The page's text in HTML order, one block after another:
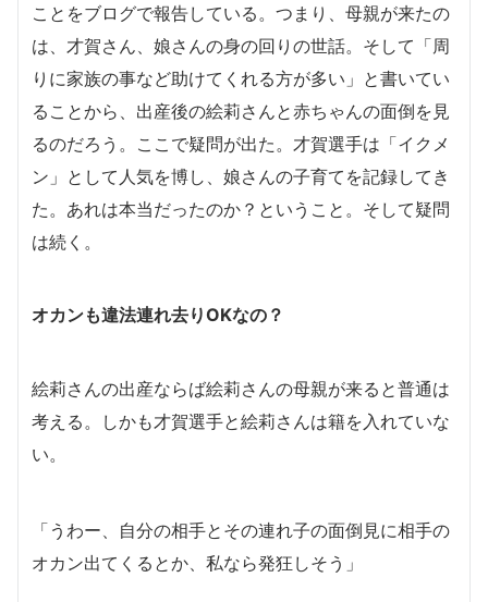
ことをブログで報告している。つまり、母親が来たの
は、才賀さん、娘さんの身の回りの世話。そして「周
りに家族の事など助けてくれる方が多い」と書いてい
ることから、出産後の絵莉さんと赤ちゃんの面倒を見
るのだろう。ここで疑問が出た。才賀選手は「イクメ
ン」として人気を博し、娘さんの子育てを記録してき
た。あれは本当だったのか？ということ。そして疑問
は続く。
オカンも違法連れ去りOKなの？
絵莉さんの出産ならば絵莉さんの母親が来ると普通は
考える。しかも才賀選手と絵莉さんは籍を入れていな
い。
「うわー、自分の相手とその連れ子の面倒見に相手の
オカン出てくるとか、私なら発狂しそう」